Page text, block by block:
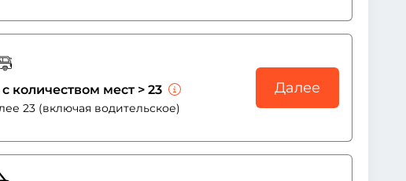
количеством мест > 23
23 (включая водительское)
Далее